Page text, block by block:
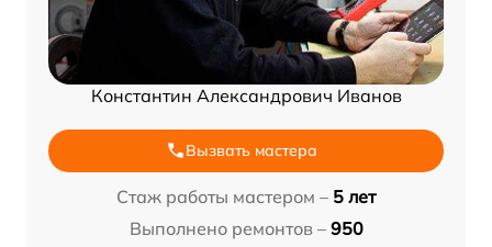
Константин Александрович Иванов
Вызвать мастера
Стаж работы мастером – 5 лет
Выполнено ремонтов – 950